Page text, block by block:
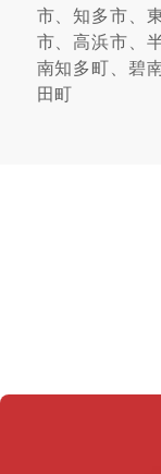
市、知多市、
市、高浜市、
南知多町、碧
田町